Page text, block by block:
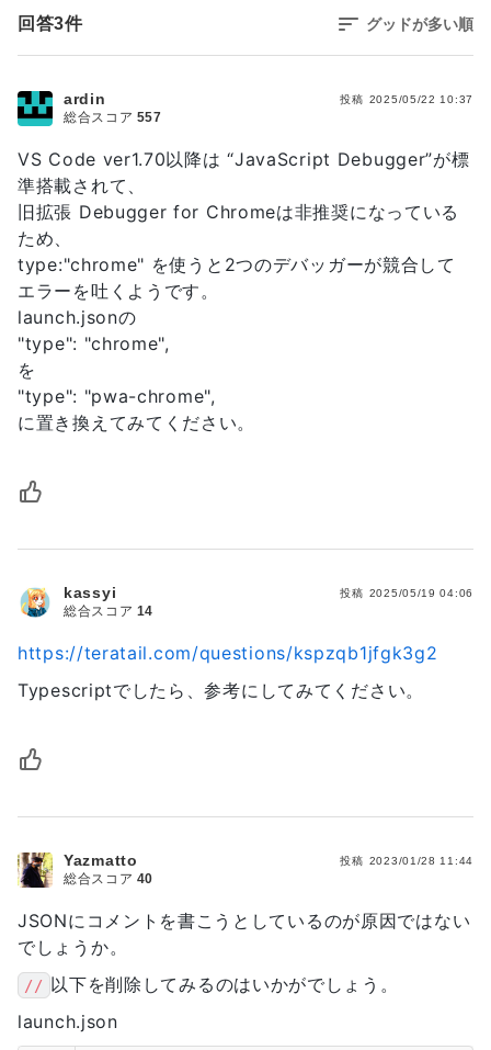
回答3件 グッドが多い順
VS Code ver1.70以降は “JavaScript Debugger”が標
準搭載されて、
旧拡張 Debugger for Chromeは非推奨になっている
ため、
type:"chrome" を使うと2つのデバッガーが競合して
エラーを吐くようです。
launch.jsonの
"type": "chrome",
を
"type": "pwa-chrome",
に置き換えてみてください。
投稿 2025/05/22 10:37
ardin
総合スコア 557
https://teratail.com/questions/kspzqb1jfgk3g2
Typescriptでしたら、参考にしてみてください。
投稿 2025/05/19 04:06
kassyi
総合スコア 14
JSONにコメントを書こうとしているのが原因ではない
でしょうか。
// 以下を削除してみるのはいかがでしょう。
launch.json
投稿 2023/01/28 11:44
Yazmatto
総合スコア 40